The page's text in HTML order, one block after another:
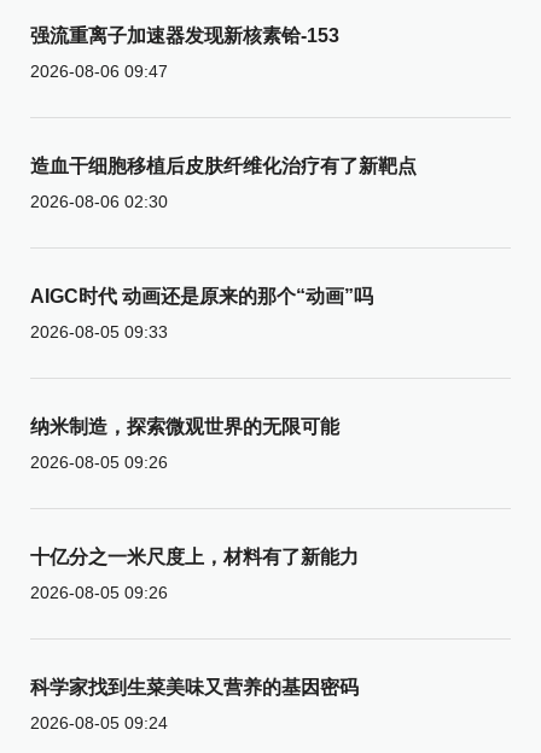
强流重离子加速器发现新核素铪-153
2026-08-06 09:47
造血干细胞移植后皮肤纤维化治疗有了新靶点
2026-08-06 02:30
AIGC时代 动画还是原来的那个“动画”吗
2026-08-05 09:33
纳米制造，探索微观世界的无限可能
2026-08-05 09:26
十亿分之一米尺度上，材料有了新能力
2026-08-05 09:26
科学家找到生菜美味又营养的基因密码
2026-08-05 09:24